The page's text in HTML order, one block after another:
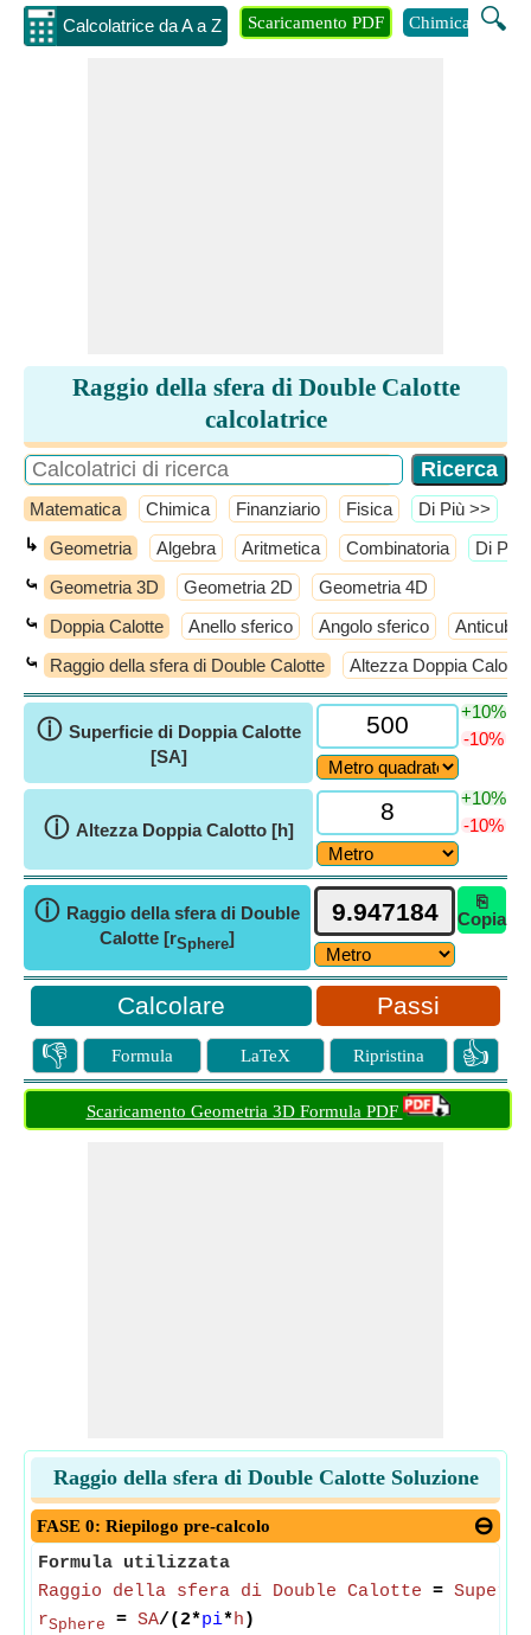
Calcolatrice da A a Z 🔍
Scaricamento PDF Chimica
Raggio della sfera di Double Calotte
calcolatrice
Matematica Chimica Finanziario Fisica ​Di Più >>
↳ Geometria Algebra Aritmetica Combinatoria ​Di Più
⤿ Geometria 3D Geometria 2D Geometria 4D
⤿ Doppia Calotte Anello sferico Angolo sferico Anticube
⤿ Raggio della sfera di Double Calotte Altezza Doppia Calotto
ⓘ Superficie di Doppia Calotte
[SA]
+10%
-10%
ⓘ Altezza Doppia Calotto [h]
+10%
-10%
ⓘ Raggio della sfera di Double
Calotte [rSphere]
⎘
Copia
Passi
👎 Formula LaTeX Ripristina 👍
Scaricamento Geometria 3D Formula PDF
Raggio della sfera di Double Calotte Soluzione
FASE 0: Riepilogo pre-calcolo
Formula utilizzata
Raggio della sfera di Double Calotte =
rSphere = SA/(2*pi*h )